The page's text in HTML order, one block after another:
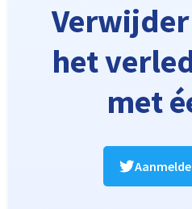
het
met